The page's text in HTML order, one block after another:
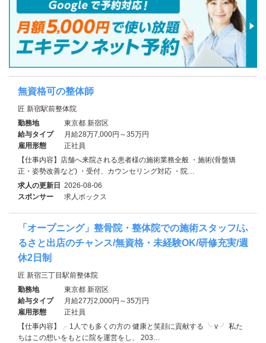
無資格可の整体師
匠 新宿駅前整体院
勤務地
東京都 新宿区
給与タイプ
月給28万7,000円～35万円
雇用形態
正社員
【仕事内容】店舗へ来院される患者様の施術業務全般 ・施術(骨盤矯
正・姿勢改善など) ・受付、カウンセリング対応 ・院…
求人の更新日 2026-08-06
スポンサー
求人ボックス
「オープニング」整骨院・整体院での施術スタッフ/ふ
るさと出店のチャンス/無資格・未経験OK/研修充実/週
休2日制
匠 新宿三丁目駅前整体院
勤務地
東京都 新宿区
給与タイプ
月給27万2,000円～35万円
雇用形態
正社員
【仕事内容】╭ 1人でも多くの方の 健康と笑顔に貢献する ╰ v ╯ 私た
ちはこの想いをもとに院を運営をし、 203…